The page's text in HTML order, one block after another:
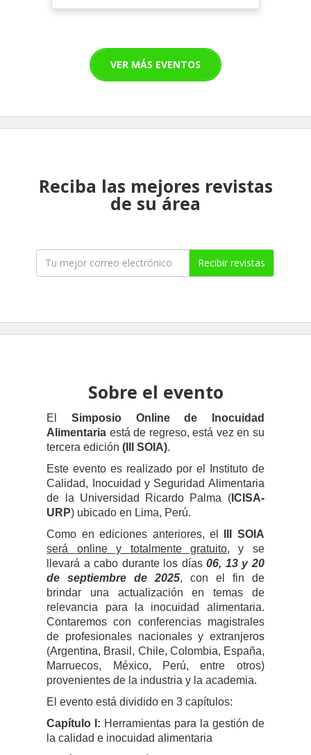
VER MÁS EVENTOS
Reciba las mejores revistas
de su área
Recibir revistas
Sobre el evento
El Simposio Online de Inocuidad
Alimentaria está de regreso, está vez en su
tercera edición (III SOIA).
Este evento es realizado por el Instituto de
Calidad, Inocuidad y Seguridad Alimentaria
de la Universidad Ricardo Palma (ICISA-
URP) ubicado en Lima, Perú.
Como en ediciones anteriores, el
III SOIA
será online y totalmente gratuito, y se
llevará a cabo durante los días06, 13 y 20
de septiembre de 2025, con el fin de
brindar una actualización en temas de
relevancia para la inocuidad alimentaria.
Contaremos con conferencias magistrales
de profesionales nacionales y extranjeros
(Argentina, Brasil, Chile, Colombia, España,
Marruecos, México, Perú, entre otros)
provenientes de la industria y la academia.
El evento está dividido en 3 capítulos:
Capítulo I: Herramientas para la gestión de
la calidad e inocuidad alimentaria